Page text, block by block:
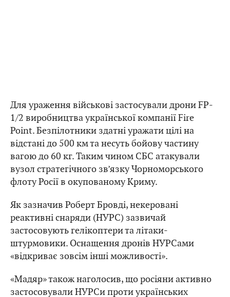
Для ураження військові застосували дрони FP-
1/2 виробництва української компанії Fire
Point. Безпілотники здатні уражати цілі на
відстані до 500 км та несуть бойову частину
вагою до 60 кг. Таким чином СБС атакували
вузол стратегічного зв’язку Чорноморського
флоту Росії в окупованому Криму.
Як зазначив Роберт Бровді, некеровані
реактивні снаряди (НУРС) зазвичай
застосовують гелікоптери та літаки-
штурмовики. Оснащення дронів НУРСами
«відкриває зовсім інші можливості».
«Мадяр» також наголосив, що росіяни активно
застосовували НУРСи проти українських